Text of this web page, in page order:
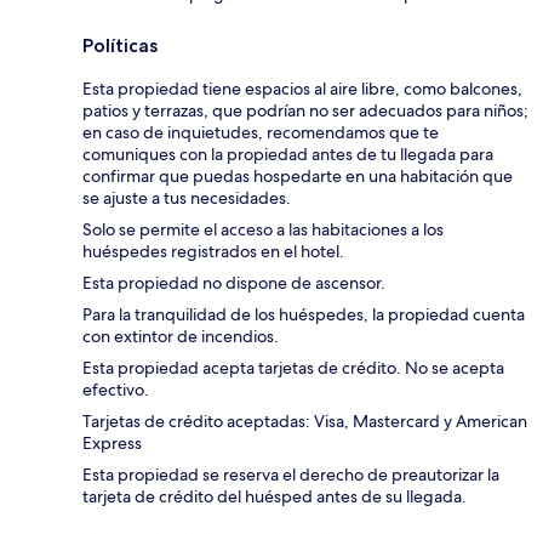
Políticas
Esta propiedad tiene espacios al aire libre, como balcones,
patios y terrazas, que podrían no ser adecuados para niños;
en caso de inquietudes, recomendamos que te
comuniques con la propiedad antes de tu llegada para
confirmar que puedas hospedarte en una habitación que
se ajuste a tus necesidades.
Solo se permite el acceso a las habitaciones a los
huéspedes registrados en el hotel.
Esta propiedad no dispone de ascensor.
Para la tranquilidad de los huéspedes, la propiedad cuenta
con extintor de incendios.
Esta propiedad acepta tarjetas de crédito. No se acepta
efectivo.
Tarjetas de crédito aceptadas: Visa, Mastercard y American
Express
Esta propiedad se reserva el derecho de preautorizar la
tarjeta de crédito del huésped antes de su llegada.